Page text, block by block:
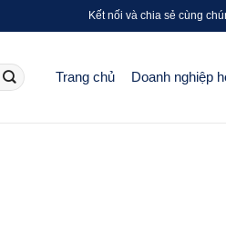
Kết nối và chia sẻ cùng
Trang chủ Doanh nghiệp